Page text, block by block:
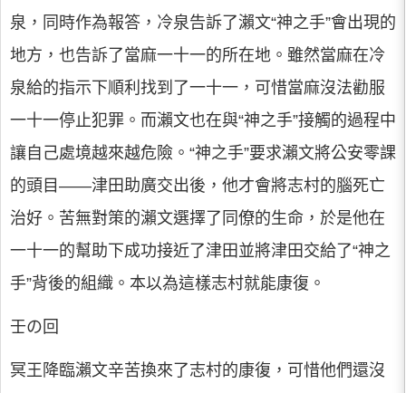
泉，同時作為報答，冷泉告訴了瀨文“神之手”會出現的
地方，也告訴了當麻一十一的所在地。雖然當麻在冷
泉給的指示下順利找到了一十一，可惜當麻沒法勸服
一十一停止犯罪。而瀨文也在與“神之手”接觸的過程中
讓自己處境越來越危險。“神之手”要求瀨文將公安零課
的頭目——津田助廣交出後，他才會將志村的腦死亡
治好。苦無對策的瀨文選擇了同僚的生命，於是他在
一十一的幫助下成功接近了津田並將津田交給了“神之
手”背後的組織。本以為這樣志村就能康復。
壬の回
冥王降臨瀨文辛苦換來了志村的康復，可惜他們還沒